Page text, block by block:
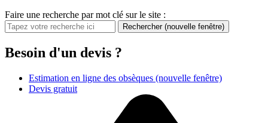
Faire une recherche par mot clé sur le site :
Rechercher (nouvelle fenêtre)
Besoin d'un devis ?
Estimation en ligne des obsèques (nouvelle fenêtre)
Devis gratuit